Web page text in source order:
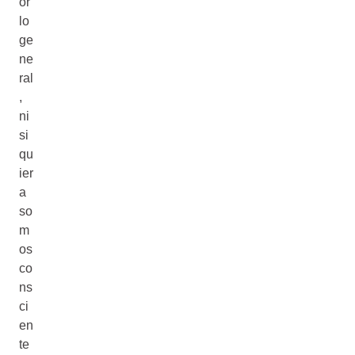
lo
ge
ne
ral
,
ni
si
qu
ier
a
so
m
os
co
ns
ci
en
te